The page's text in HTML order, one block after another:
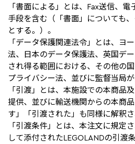
「書面による」とは、Fax送信、
手段を含む（「書面」についても
とする。）。
「データ保護関連法令」とは、ヨ
法、日本のデータ保護法、英国デ
され得る範囲における、その他の
プライバシー法、並びに監督当局が
「引渡」とは、本施設での本商品
提供、並びに輸送機関からの本商
す」「引渡された」も同様に解釈さ
「引渡条件」とは、本注文に規定
して添付されたLEGOLANDの引渡